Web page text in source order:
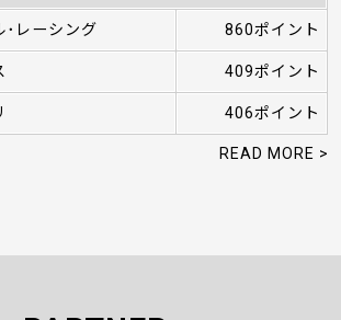
･レーシング 860ポイント
409ポイント
406ポイント
READ MORE >